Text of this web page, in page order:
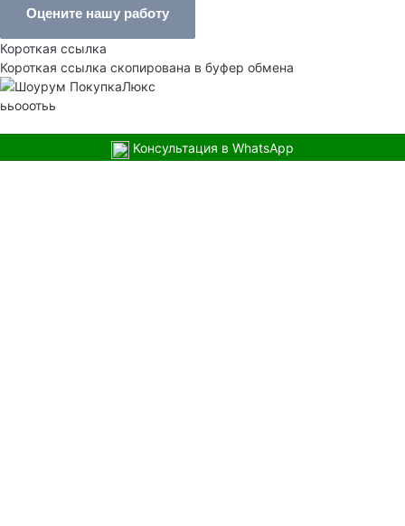
Оцените нашу работу
Короткая ссылка
Короткая ссылка скопирована в буфер обмена
ььооотьь
Консультация в WhatsApp